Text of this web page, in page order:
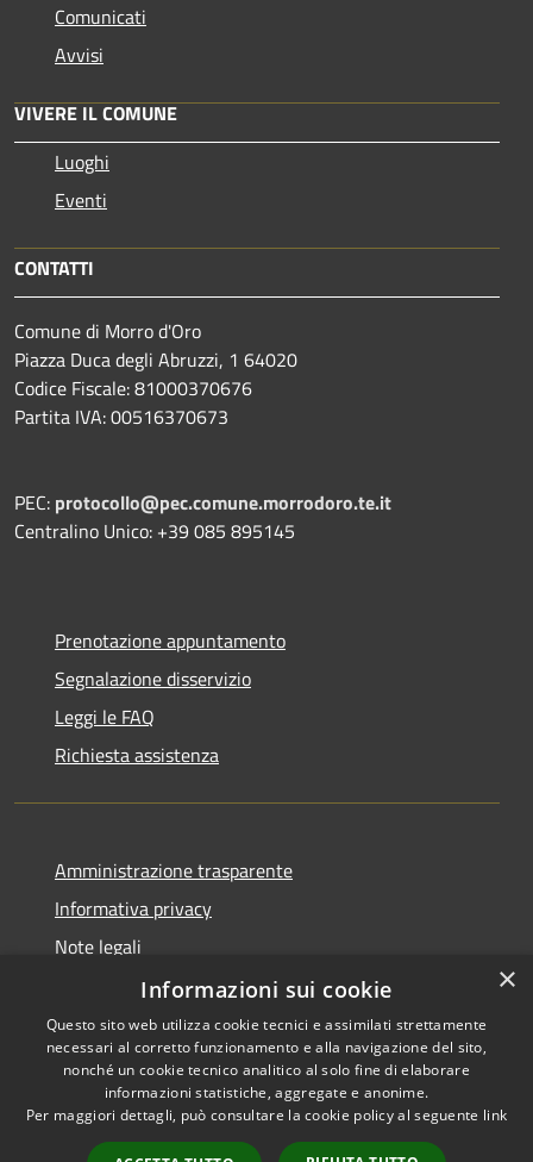
Comunicati
Avvisi
VIVERE IL COMUNE
Luoghi
Eventi
CONTATTI
Comune di Morro d'Oro
Piazza Duca degli Abruzzi, 1 64020
Codice Fiscale: 81000370676
Partita IVA: 00516370673
PEC: protocollo@pec.comune.morrodoro.te.it
Centralino Unico: +39 085 895145
Prenotazione appuntamento
Segnalazione disservizio
Leggi le FAQ
Richiesta assistenza
Amministrazione trasparente
Informativa privacy
Note legali
Dichiarazione di accessibilità
RSS
Accessibilità
Copyright © 2026 • Comune di
×
Informazioni sui cookie
Questo sito web utilizza cookie tecnici e assimilati strettamente
necessari al corretto funzionamento e alla navigazione del sito,
nonché un cookie tecnico analitico al solo fine di elaborare
informazioni statistiche, aggregate e anonime.
Per maggiori dettagli, può consultare la cookie policy al seguente link